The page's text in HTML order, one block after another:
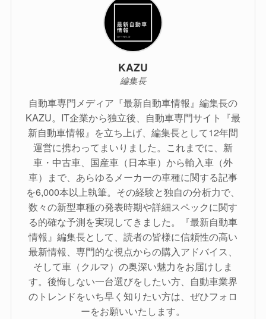
KAZU
編集長
自動車専門メディア『最新自動車情報』編集長の
KAZU。IT企業から独立後、自動車専門サイト『最
新自動車情報』を立ち上げ、編集長として12年間
運営に携わってまいりました。これまでに、新
車・中古車、国産車（日本車）から輸入車（外
車）まで、あらゆるメーカーの車種に関する記事
を6,000本以上執筆。その経験と独自の分析力で、
数々の新型車種の発表時期や詳細スペックに関す
る的確な予測を実現してきました。『最新自動車
情報』編集長として、読者の皆様に信頼性の高い
最新情報、専門的な視点からの購入アドバイス、
そして車（クルマ）の奥深い魅力をお届けしま
す。後悔しない一台選びをしたい方、自動車業界
のトレンドをいち早く知りたい方は、ぜひフォロ
ーをお願いいたします。